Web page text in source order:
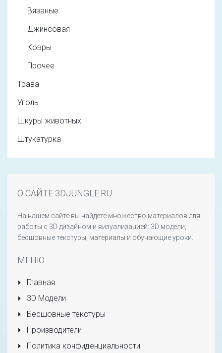
Вязаные
Джинсовая
Ковры
Прочее
Трава
Уголь
Шкуры животных
Штукатурка
О САЙТЕ 3DJUNGLE.RU
На нашем сайте вы найдете множество материалов для
работы с 3D дизайном и визуализацией: 3D модели,
бесшовные текстуры, материалы и обучающие уроки.
МЕНЮ
Главная
3D Модели
Бесшовные текстуры
Производители
Политика конфиденциальности